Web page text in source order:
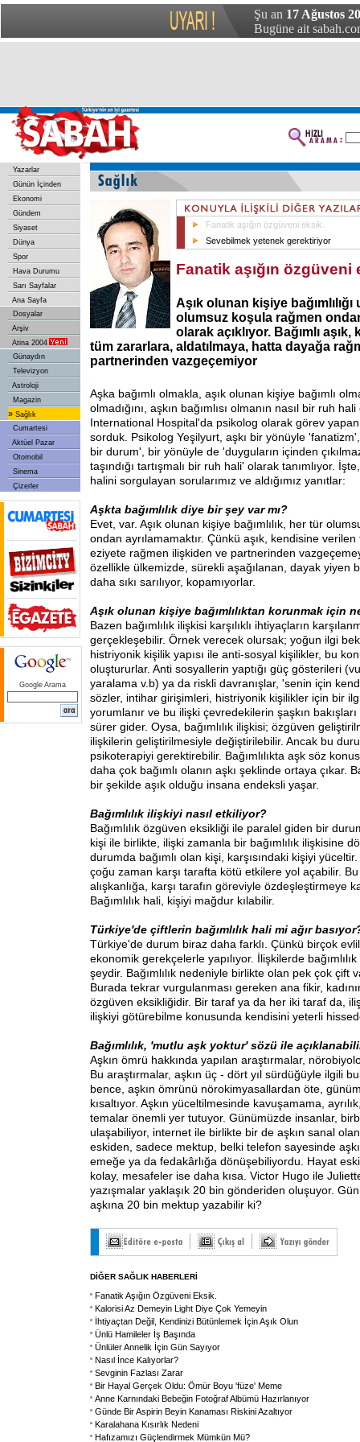
Şu an 17 Ağustos
Bugüne ait
Yazarlar
Günün İçinden
Ekonomi
Gündem
Siyaset
Dünya
Spor
Hava Durumu
Sarı Sayfalar
Ana Sayfa
Dosyalar
Arşiv
Atina 2004
Günaydın
Televizyon
Astroloji
Magazin
» Sağlık
Cumartesi
Aktüel Pazar
Otomobil
Sinema
Çizerler
Google Arama
Fanatik aşığın özgüveni eksik.
Sevebilmek yetenek gerektiriyor
Fanatik aşığın özgüveni
Aşık olunan kişiye
olumsuz koşula rağmen
olarak açıklıyor. Bağımlı
tüm zararlara, aldatılmaya, hatta dayağa
partnerinden vazgeçemiyor
Aşka bağımlı olmakla, aşık olunan kişiye bağımlı
olmadığını, aşkın bağımlısı olmanın nasıl bir ruh
International Hospital'da psikolog olarak görev
sorduk. Psikolog Yeşilyurt, aşkı bir yönüyle
bir durum', bir yönüyle de 'duyguların içinden
taşındığı tartışmalı bir ruh hali' olarak tanımlıyor. İşte,
halini sorgulayan sorularımız ve aldığımız yanıtlar:
Aşkta bağımlılık diye bir şey var mı?
Evet, var. Aşık olunan kişiye bağımlılık, her tür
ondan ayrılamamaktır. Çünkü aşık, kendisine
eziyete rağmen ilişkiden ve partnerinden
özellikle ülkemizde, sürekli aşağılanan, dayak yiyen
daha sıkı sarılıyor, kopamıyorlar.
Aşık olunan kişiye bağımlılıktan korunmak için
Bazen bağımlılık ilişkisi karşılıklı ihtiyaçların
gerçekleşebilir. Örnek verecek olursak; yoğun ilgi
histriyonik kişilik yapısı ile anti-sosyal kişilikler, bu
oluştururlar. Anti sosyallerin yaptığı güç gösterileri
yaralama v.b) ya da riskli davranışlar, 'senin için
sözler, intihar girişimleri, histriyonik kişilikler için bir
yorumlanır ve bu ilişki çevredekilerin şaşkın
sürer gider. Oysa, bağımlılık ilişkisi; özgüven
ilişkilerin geliştirilmesiyle değiştirilebilir. Ancak bu
psikoterapiyi gerektirebilir. Bağımlılıkta aşk söz
daha çok bağımlı olanın aşkı şeklinde ortaya çıkar.
bir şekilde aşık olduğu insana endeksli yaşar.
Bağımlılık ilişkiyi nasıl etkiliyor?
Bağımlılık özgüven eksikliği ile paralel giden bir
kişi ile birlikte, ilişki zamanla bir bağımlılık ilişkisine
durumda bağımlı olan kişi, karşısındaki kişiyi
çoğu zaman karşı tarafta kötü etkilere yol açabilir. Bu
alışkanlığa, karşı tarafın göreviyle özdeşleştirmeye
Bağımlılık hali, kişiyi mağdur kılabilir.
Türkiye'de çiftlerin bağımlılık hali mi ağır
Türkiye'de durum biraz daha farklı. Çünkü birçok
ekonomik gerekçelerle yapılıyor. İlişkilerde bağımlılık
şeydir. Bağımlılık nedeniyle birlikte olan pek çok çift
Burada tekrar vurgulanması gereken ana fikir,
özgüven eksikliğidir. Bir taraf ya da her iki taraf da,
ilişkiyi götürebilme konusunda kendisini yeterli
Bağımlılık, 'mutlu aşk yoktur' sözü ile
Aşkın ömrü hakkında yapılan araştırmalar,
Bu araştırmalar, aşkın üç - dört yıl sürdüğüyle ilgili
bence, aşkın ömrünü nörokimyasallardan öte,
kısaltıyor. Aşkın yüceltilmesinde kavuşamama,
temalar önemli yer tutuyor. Günümüzde insanlar,
ulaşabiliyor, internet ile birlikte bir de aşkın sanal
eskiden, sadece mektup, belki telefon sayesinde
emeğe ya da fedakârlığa dönüşebiliyordu. Hayat
kolay, mesafeler ise daha kısa. Victor Hugo ile
yazışmalar yaklaşık 20 bin gönderiden oluşuyor.
aşkına 20 bin mektup yazabilir ki?
DİĞER SAĞLIK HABERLERİ
Fanatik Aşığın Özgüveni Eksik.
Kalorisi Az Demeyin Light Diye Çok Yemeyin
İhtiyaçtan Değil, Kendinizi Bütünlemek İçin Aşık Olun
Ünlü Hamileler İş Başında
Ünlüler Annelik İçin Gün Sayıyor
Nasıl İnce Kalıyorlar?
Sevginin Fazlası Zarar
Bir Hayal Gerçek Oldu: Ömür Boyu 'füze' Meme
Anne Karnındaki Bebeğin Fotoğraf Albümü Hazırlanıyor
Günde Bir Aspirin Beyin Kanaması Riskini Azaltıyor
Karalahana Kısırlık Nedeni
Hafızamızı Güçlendirmek Mümkün Mü?